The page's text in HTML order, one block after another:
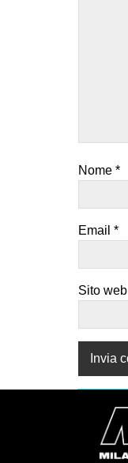
Nome *
Email *
Sito web